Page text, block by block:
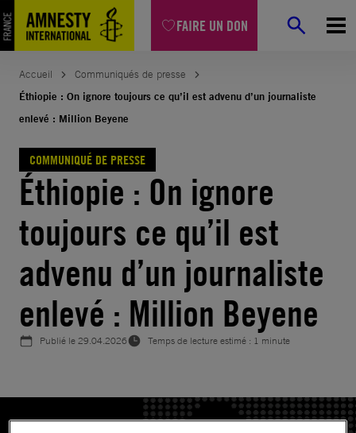
FAIRE UN DON
Aller
au
contenu
Accueil
Communiqués de presse
Éthiopie : On ignore toujours ce qu’il est advenu d’un journaliste
enlevé : Million Beyene
COMMUNIQUÉ DE PRESSE
Éthiopie : On ignore
toujours ce qu’il est
advenu d’un journaliste
enlevé : Million Beyene
Publié le29.04.2026 Temps de lecture estimé : 1 minute